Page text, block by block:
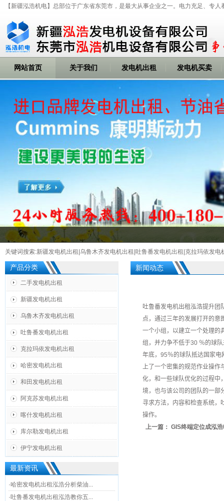
【新疆泓浩机电】总部位于广东省东莞市，是最大从事企业之一。电力充足、专
网站首页 关于我们 发电机出租 发电机买卖
关键词搜索:新疆发电机出租 乌鲁木齐发电机出租 吐鲁番发电机出租 克拉玛依发电
产品分类
二手发电机出租
新疆发电机出租
乌鲁木齐发电机出租
吐鲁番发电机出租
克拉玛依发电机出租
哈密发电机出租
和田发电机出租
阿克苏发电机出租
喀什发电机出租
库尔勒发电机出租
伊宁发电机出租
最新资讯
·哈密发电机出租泓浩分析柴油...
·吐鲁番发电机出租泓浩教你五...
新闻动态
吐鲁番发电机出租泓浩提升团
点 ， 通过三年的发展打开的意
一个小组 ， 以建立一个处理的
组 ， 并力争不低于30 ％的球队
年底， 95％的球队抵达国家电
上了一个密集的规范作业操作
化， 和一些球队优化的过程中
境， 也与该公司 的团队的一部
寻求方法，内容和检查系统，
操作。
上一篇： GIS终端定位成泓